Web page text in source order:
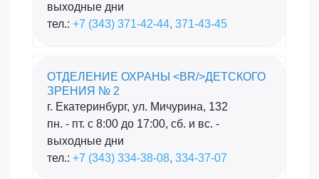
выходные дни
тел.: +7 (343) 371-42-44, 371-43-45
ОТДЕЛЕНИЕ ОХРАНЫ <BR/>ДЕТСКОГО
ЗРЕНИЯ № 2
г. Екатеринбург, ул. Мичурина, 132
пн. - пт. с 8:00 до 17:00, сб. и вс. -
выходные дни
тел.: +7 (343) 334-38-08, 334-37-07